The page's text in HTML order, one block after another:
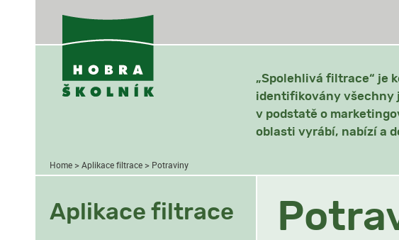
Home > Aplikace filtrace > Potraviny
„Spolehlivá filtrace“ je
identifikovány všechny
v podstatě o
oblasti vyrábí, nabízí a
Aplikace filtrace